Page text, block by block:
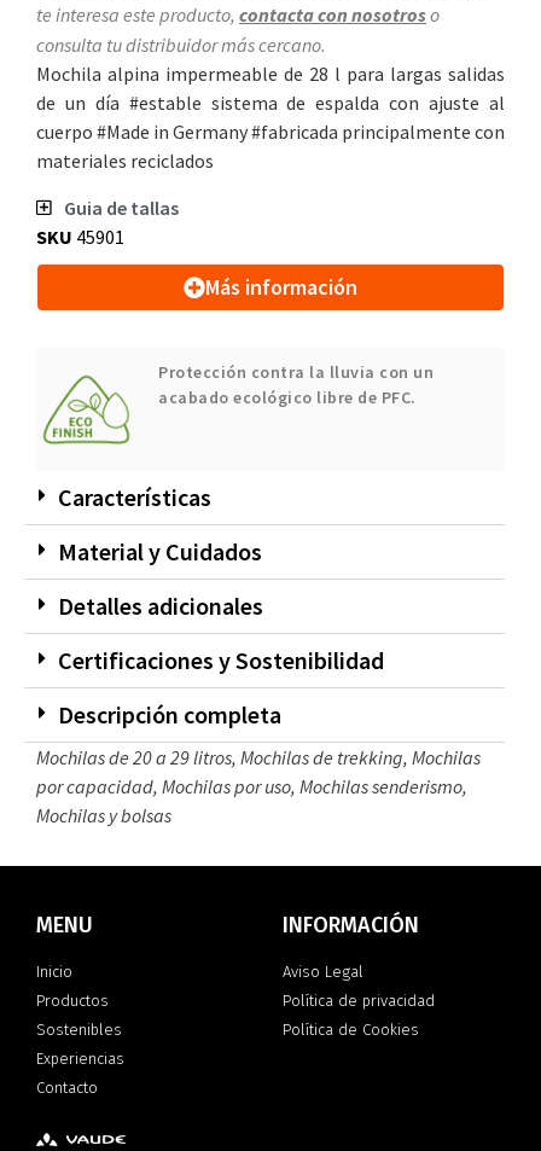
te interesa este producto, contacta con nosotroso
consulta tu distribuidor más cercano.
Mochila alpina impermeable de 28 l para largas salidas
de un día #estable sistema de espalda con ajuste al
cuerpo #Made in Germany #fabricada principalmente con
materiales reciclados
Guia de tallas
SKU 45901
Más información
Protección contra la lluvia con un
acabado ecológico libre de PFC.
Características
Material y Cuidados
Detalles adicionales
Certificaciones y Sostenibilidad
Descripción completa
Mochilas de 20 a 29 litros, Mochilas de trekking, Mochilas
por capacidad, Mochilas por uso, Mochilas senderismo,
Mochilas y bolsas
MENU
Inicio
Productos
Sostenibles
Experiencias
Contacto
INFORMACIÓN
Aviso Legal
Política de privacidad
Política de Cookies